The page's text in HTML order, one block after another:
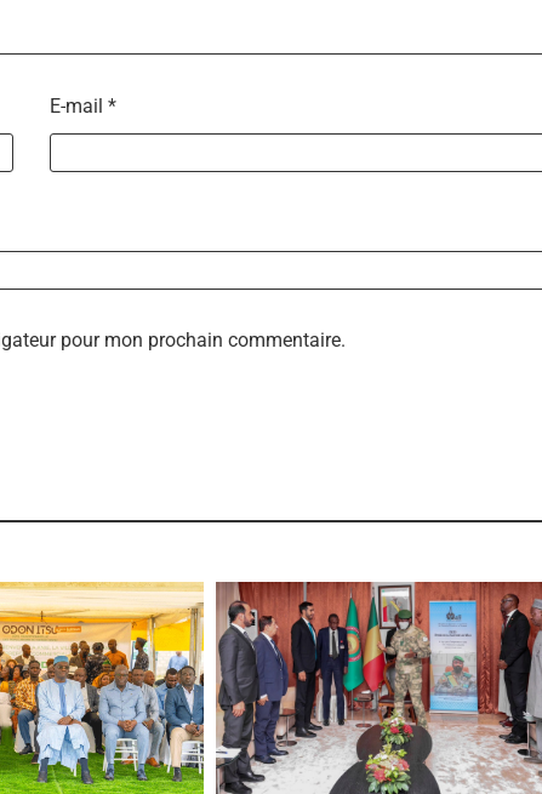
E-mail *
pour mon prochain commentaire.